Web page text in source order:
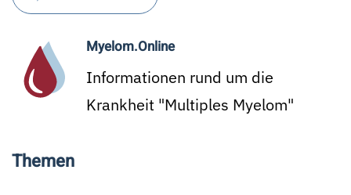
Myelom.Online
Informationen rund um die
Krankheit "Multiples Myelom"
Themen